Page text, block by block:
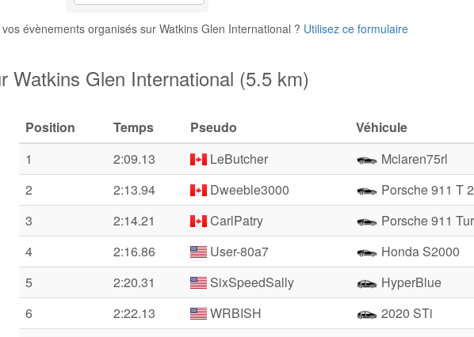
évènements organisés sur Watkins Glen International ? Utilisez ce formulaire
Watkins Glen International (5.5 km)
Position Temps Pseudo
Véhicule
1
2:09.13 LeButcher
Mclaren75rl
2
2:13.94 Dweeble3000
Porsche 911 T
3
2:14.21 CarlPatry
Porsche 911
4
2:16.86 User-80a7
Honda S2000
5
2:20.31 SixSpeedSally
HyperBlue
6
2:22.13 WRBISH
2020 STi